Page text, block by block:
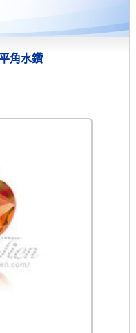
角水鑽